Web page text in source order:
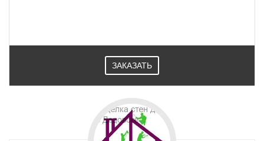
ЗАКАЗАТЬ